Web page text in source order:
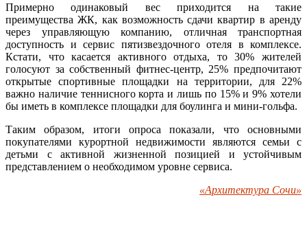
Примерно одинаковый вес приходится на такие
преимущества ЖК, как возможность сдачи квартир в аренду
через управляющую компанию, отличная транспортная
доступность и сервис пятизвездочного отеля в комплексе.
Кстати, что касается активного отдыха, то 30% жителей
голосуют за собственный фитнес-центр, 25% предпочитают
открытые спортивные площадки на территории, для 22%
важно наличие теннисного корта и лишь по 15% и 9% хотели
бы иметь в комплексе площадки для боулинга и мини-гольфа.
Таким образом, итоги опроса показали, что основными
покупателями курортной недвижимости являются семьи с
детьми с активной жизненной позицией и устойчивым
представлением о необходимом уровне сервиса.
«Архитектура Сочи»